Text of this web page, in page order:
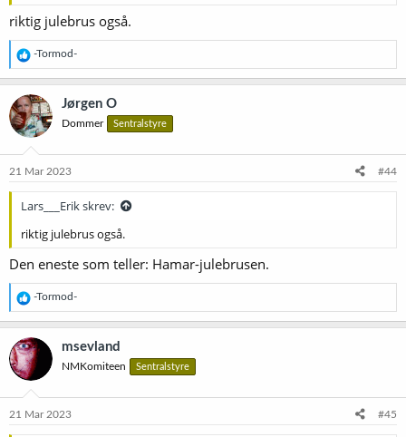
riktig julebrus også.
R
e
a
k
s
j
o
e
-Tormod-
Jørgen O
Dommer Sentralstyre
21 Mar 2023 #44
Lars___Erik skrev:
riktig julebrus også.
Den eneste som teller: Hamar-julebrusen.
R
e
a
k
s
j
o
e
-Tormod-
msevland
NMKomiteen Sentralstyre
21 Mar 2023 #45